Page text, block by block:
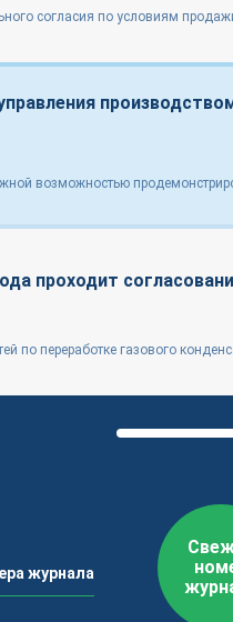
согласия по условиям
возможностью
проходит
по переработке газового
журнала